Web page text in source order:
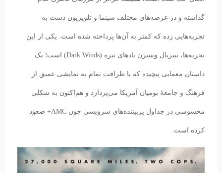
گذاشته و در عرصه‌های مختلف سینما و تلویزیون دست به
تجربه‌هایی زده که کمتر به آن‌ها پرداخته شده است. یکی از این
تجربه‌ها، سریال وسترن بادهای تیره (Dark Winds) است؛ یک
داستان معمایی پیچیده که با ظرافت تمام به نمایشی عمیق از
فرهنگ و جامعهٔ بومیان آمریکا می‌پردازد و هم‌اکنون به شکلی
محسوسی در جداول پربیننده‌های سرویسی چون AMC+ صعود
کرده است.